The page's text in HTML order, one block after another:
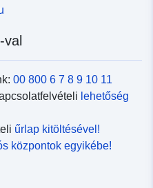
00 800 6 7 8 9 10 11
lehetőség
űrlap kitöltésével!
központok egyikébe!